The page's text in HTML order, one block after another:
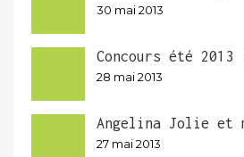
30 mai 2013
Concours été 2013
28 mai 2013
Angelina Jolie et
27 mai 2013